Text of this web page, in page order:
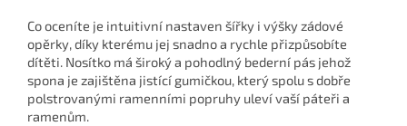
Co oceníte je intuitivní nastaven šířky i výšky zádové
opěrky, díky kterému jej snadno a rychle přizpůsobíte
dítěti. Nosítko má široký a pohodlný bederní pás jehož
spona je zajištěna jistící gumičkou, který spolu s dobře
polstrovanými ramenními popruhy uleví vaší páteři a
ramenům.